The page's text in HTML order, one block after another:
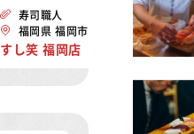
寿司職人
福岡県 福岡市中央区
すし笑 福岡店